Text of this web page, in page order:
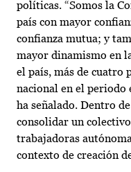
políticas. “Somos la
país con mayor
confianza mutua; y
mayor dinamismo en
el país, más de cuatro
nacional en el periodo
ha señalado. Dentro
consolidar un
trabajadoras
contexto de creación